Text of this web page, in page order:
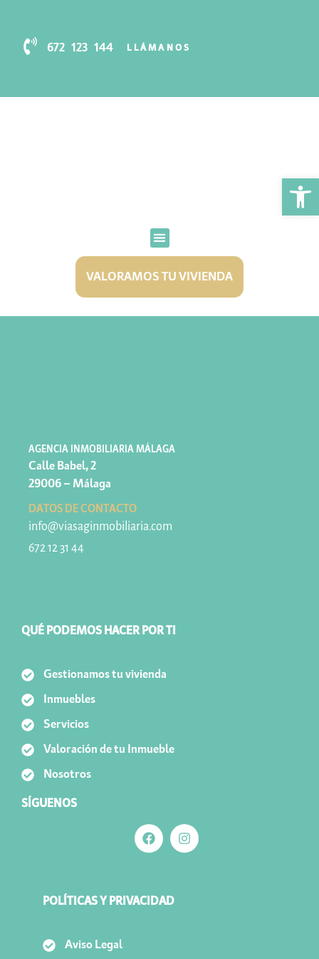
672 123 144 LLÁMANOS
VALORAMOS TU VIVIENDA
AGENCIA INMOBILIARIA MÁLAGA
Calle Babel, 2
29006 – Málaga
DATOS DE CONTACTO
info@viasaginmobiliaria.com
672 12 31 44
QUÉ PODEMOS HACER POR TI
Gestionamos tu vivienda
Inmuebles
Servicios
Valoración de tu Inmueble
Nosotros
SÍGUENOS
POLÍTICAS Y PRIVACIDAD
Aviso Legal